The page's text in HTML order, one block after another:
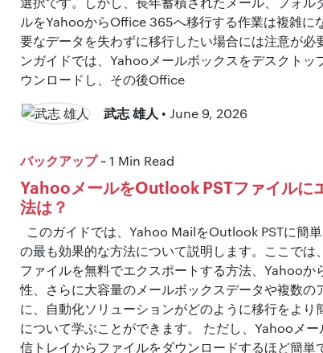
ルをYahooからOffice 365へ移行する作業は複雑に
要なデータを失わずに移行したい場合には注意が必
ンガイドでは、Yahooメールボックスをデスクトッ
ウンロードし、その後Office
武志 雄人 • June 9, 2026
バックアップ~ 1 Min Read
YahooメールをOutlook PSTファイルに
法は？
このガイドでは、Yahoo MailをOutlook PSTに簡
の最も効果的な方法について説明します。ここで
ファイルを無料でエクスポートする方法、Yahoo
性、さらに大容量のメールボックスデータや複数の
に、自動化ソリューションがどのように移行をより
について学ぶことができます。 ただし、Yahooメ
信トレイからファイルをダウンロードするほど簡単